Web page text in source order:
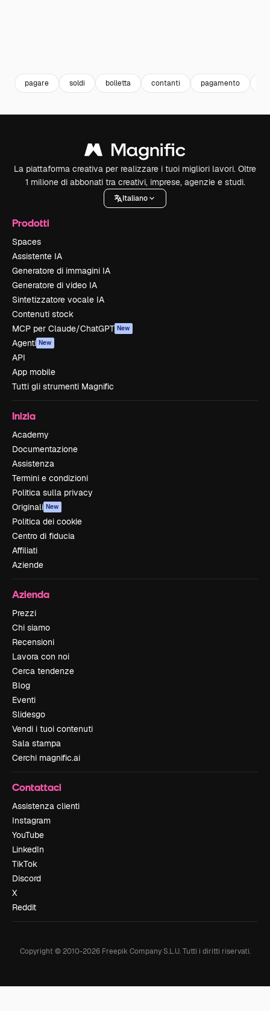
pagare soldi bolletta contanti pagamento
La piattaforma creativa per realizzare i tuoi migliori lavori. Oltre
1 milione di abbonati tra creativi, imprese, agenzie e studi.
Italiano
Prodotti
Spaces
Assistente IA
Generatore di immagini IA
Generatore di video IA
Sintetizzatore vocale IA
Contenuti stock
MCP per Claude/ChatGPT New
Agenti New
API
App mobile
Tutti gli strumenti Magnific
Inizia
Academy
Documentazione
Assistenza
Termini e condizioni
Politica sulla privacy
Originali New
Politica dei cookie
Centro di fiducia
Affiliati
Aziende
Azienda
Prezzi
Chi siamo
Recensioni
Lavora con noi
Cerca tendenze
Blog
Eventi
Slidesgo
Vendi i tuoi contenuti
Sala stampa
Cerchi magnific.ai
Contattaci
Assistenza clienti
Instagram
YouTube
LinkedIn
TikTok
Discord
X
Reddit
Copyright © 2010-2026Freepik Company S.L.U. Tutti i diritti riservati.